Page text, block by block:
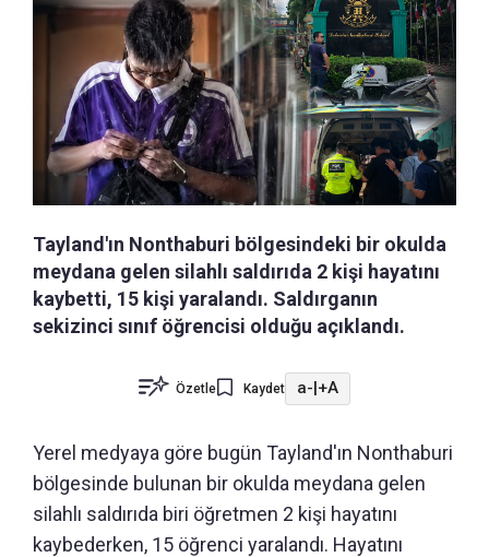
Tayland'ın Nonthaburi bölgesindeki bir okulda
meydana gelen silahlı saldırıda 2 kişi hayatını
kaybetti, 15 kişi yaralandı. Saldırganın
sekizinci sınıf öğrencisi olduğu açıklandı.
Özetle Kaydet a- +A
Yerel medyaya göre bugün Tayland'ın Nonthaburi
bölgesinde bulunan bir okulda meydana gelen
silahlı saldırıda biri öğretmen 2 kişi hayatını
kaybederken, 15 öğrenci yaralandı. Hayatını